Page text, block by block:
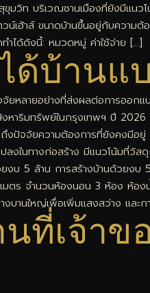
วิท บริเวณชานเมืองที่ยังมีแนวโ
น์เฮ้าส์ ขนาดบ้านขึ้นอยู่กับความ
ำได้ดังนี้: หมวดหมู่ ค่าใช้จ่าย […]
ได้บ้าน
ยหลายอย่างที่ส่งผลต่อการออก
หาริมทรัพย์ในกรุงเทพฯ ปี
ปัจจัยความต้องการที่ยังคงมีอยู่
ในทางก่อสร้าง มีแนวโน้มที่วัส
งบ 5 ล้าน การสร้างบ้านด้วยง
ตร จำนวนห้องนอน 3 ห้อง ห้อ
บานใหญ่เพื่อเพิ่มแสงสว่าง และ
ที่เจ้าข